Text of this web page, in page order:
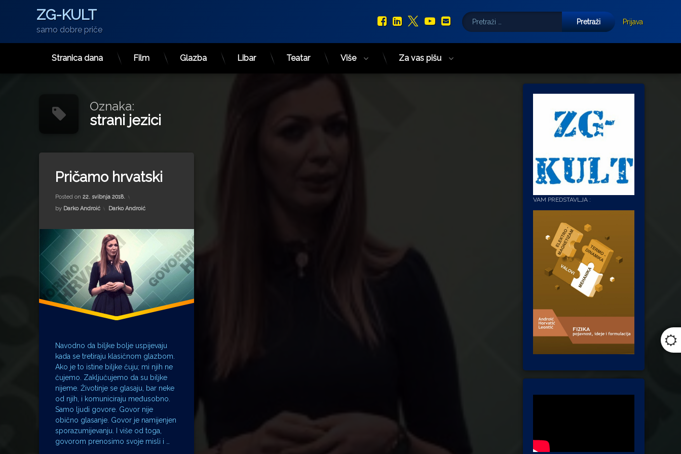
Preskoči
ZG-KULT
samo dobre priče
Facebook
LinkedIn
X.com
YouTube
E-mail
Pretraži:
Prijava
Stranica dana Film Glazba Libar Teatar Više Za vas pišu
Oznaka:
strani jezici
Pričamo hrvatski
Posted on 22. svibnja 2018.
by Darko Androić Kategorije:
Darko Androić
Navodno da biljke bolje uspijevaju
kada se tretiraju klasičnom glazbom.
Ako je to istine biljke čuju; mi njih ne
čujemo. Zaključujemo da su biljke
nijeme. Životinje se glasaju, bar neke
od njih, i komuniciraju međusobno.
Samo ljudi govore. Govor nije
obično glasanje. Govor je namijenjen
sporazumijevanju. I više od toga,
govorom prenosimo svoje misli i …
Hrvatska zastava
Prvi Predsjednik
strani jezici
VAM PREDSTAVLJA :